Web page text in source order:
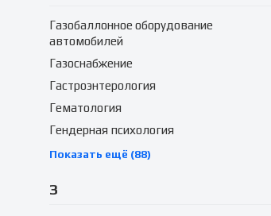
Газобаллонное оборудование
автомобилей
Газоснабжение
Гастроэнтерология
Гематология
Гендерная психология
Показать ещё (88)
З